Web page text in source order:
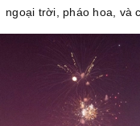
ngoại trời, pháo hoa, và